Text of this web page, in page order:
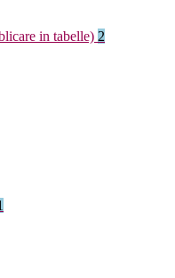
in tabelle) 2